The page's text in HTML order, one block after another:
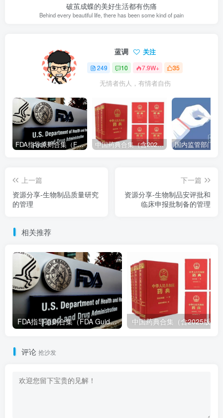
破茧成蝶的美好生活都有伤痛
Behind every beautiful life, there has been some kind of pain
蓝调 关注
249 10 7.9W+ 35
无情者伤人，有情者自伤
FDA指导原则合集（FDA Guidance Documents）-持续更新 中国药典合集（含2025版以及历年所有版本下载地址）
上一篇
资源分享-生物制品质量研究
的管理
下一篇
资源分享-生物制品安评批和
临床申报批制备的管理
相关推荐
FDA指导原则合集（FDA Guidance Documents）-持续更新
评论 抢沙发